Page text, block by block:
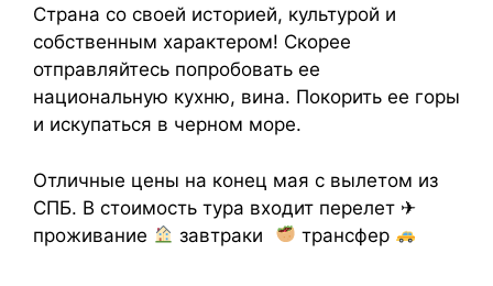
Страна со своей историей, культурой и
собственным характером! Скорее
отправляйтесь попробовать ее
национальную кухню, вина. Покорить ее горы
и искупаться в черном море.
Отличные цены на конец мая с вылетом из
СПБ. В стоимость тура входит перелет ✈
проживание
завтраки трансфер